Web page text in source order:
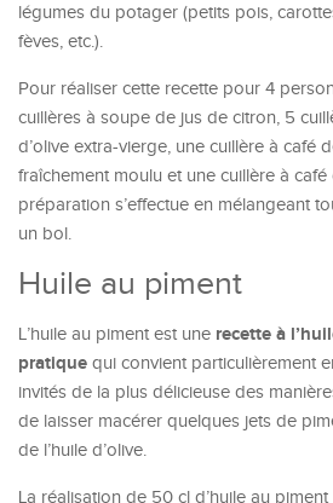
légumes du potager (petits pois,
fèves, etc.).
Pour réaliser cette recette pour 4
cuillères à soupe de jus de citron, 5
d’olive extra-vierge, une cuillère à café
fraîchement moulu et une cuillère à café
préparation s’effectue en mélangeant
un bol.
Huile au piment
L’huile au piment est une recette à
pratique qui convient particulièrement
invités de la plus délicieuse des
de laisser macérer quelques jets de
de l’huile d’olive.
La réalisation de 50 cl d’huile au